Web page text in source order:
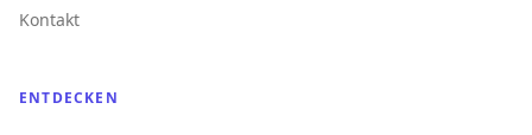
Kontakt
ENTDECKEN